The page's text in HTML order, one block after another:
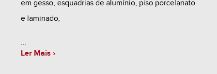
em gesso, esquadrias de alumínio, piso porcelanato
e laminado,
Garagens consultar tabela de valor e
Ler Mais ›